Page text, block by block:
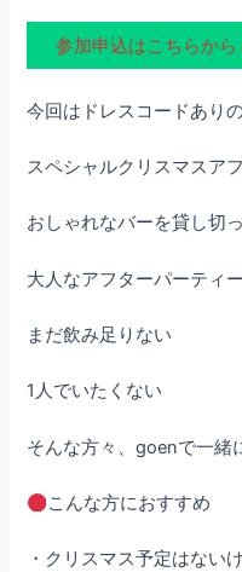
参加申込はこちらから
今回はドレスコードあり
スペシャルクリスマスア
おしゃれなバーを貸し切
大人なアフターパーティー
まだ飲み足りない
1人でいたくない
そんな方々、goenで一緒
こんな方におすすめ
・クリスマス予定はない